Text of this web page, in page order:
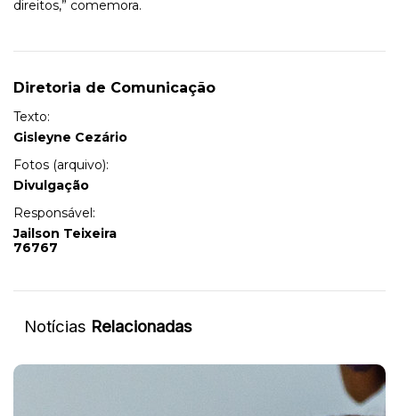
direitos,” comemora.
Diretoria de Comunicação
Texto:
Gisleyne Cezário
Fotos (arquivo):
Divulgação
Responsável:
Jailson Teixeira
76767
Notícias Relacionadas